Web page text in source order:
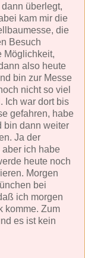
überlegt,
kam mir die
die
Besuch
Möglichkeit,
also heute
bin zur Messe
nicht so viel
Ich war dort bis
gefahren, habe
bin dann weiter
Ja der
aber ich habe
heute noch
Morgen
bei
ich morgen
komme. Zum
es ist kein